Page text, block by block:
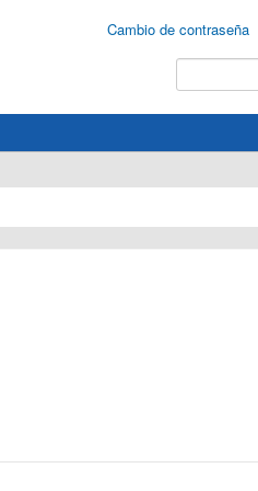
Cambio de contraseña